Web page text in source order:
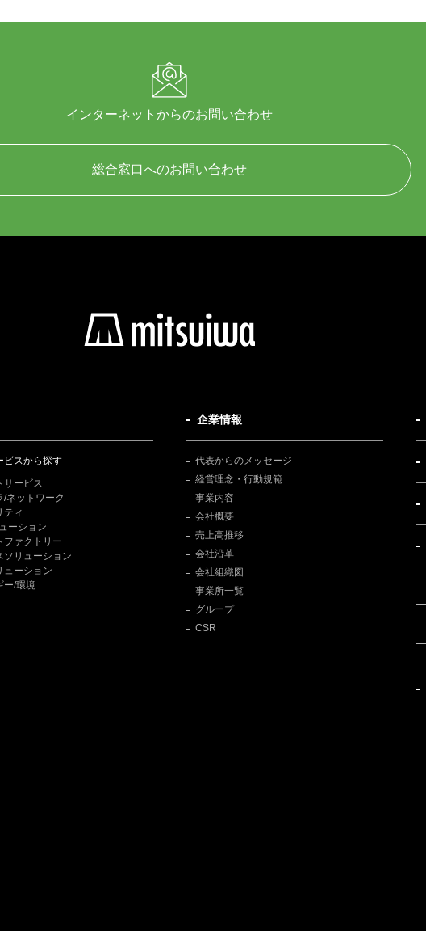
インターネットからのお問い合わせ
総合窓口へのお問い合わせ
ビスから探す
サービス
/ネットワーク
ティ
ーション
ファクトリー
ソリューション
ューション
ー/環境
企業情報
代表からのメッセージ
経営理念・行動規範
事業内容
会社概要
売上高推移
会社沿革
会社組織図
事業所一覧
グループ
CSR